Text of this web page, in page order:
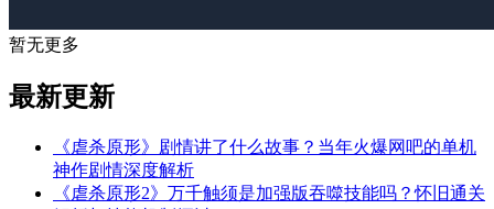
暂无更多
最新更新
《虐杀原形》剧情讲了什么故事？当年火爆网吧的单机
神作剧情深度解析
《虐杀原形2》万千触须是加强版吞噬技能吗？怀旧通关